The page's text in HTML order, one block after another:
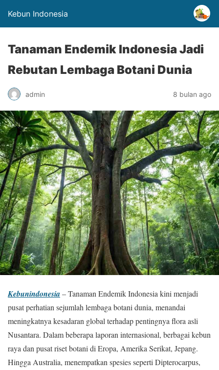
Kebun Indonesia
Tanaman Endemik Indonesia Jadi
Rebutan Lembaga Botani Dunia
admin 8 bulan ago
Kebunindonesia– Tanaman Endemik Indonesia kini menjadi
pusat perhatian sejumlah lembaga botani dunia, menandai
meningkatnya kesadaran global terhadap pentingnya flora asli
Nusantara. Dalam beberapa laporan internasional, berbagai kebun
raya dan pusat riset botani di Eropa, Amerika Serikat, Jepang.
Hingga Australia, menempatkan spesies seperti Dipterocarpus,